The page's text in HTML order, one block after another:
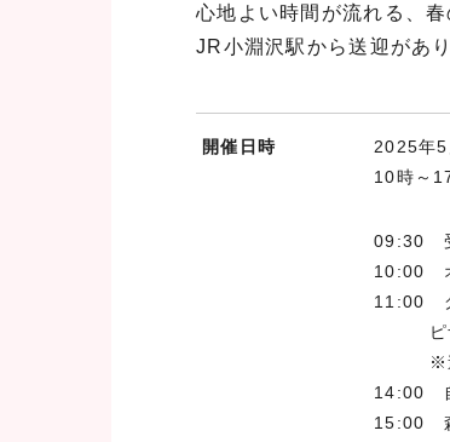
心地よい時間が流れる、
JR小淵沢駅から送迎があ
開催日時
2025年5
10時～
09:30
10:00
11:00
ピザは
※途中
14:00
15:00